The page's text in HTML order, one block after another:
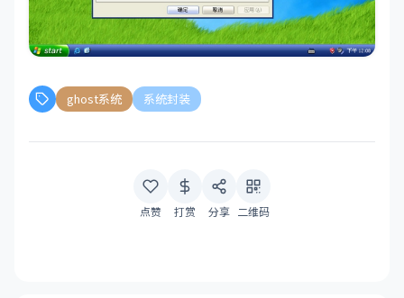
ghost系统 系统封装
点赞 打赏 分享 二维码